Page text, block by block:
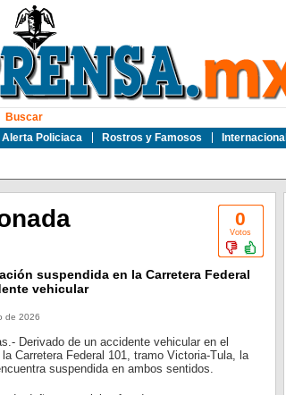
Alerta Policiaca Rostros y Famosos Internacional
Buscar
0
Votos
suspendida en la Carretera Federal
vehicular
de 2026
Derivado de un accidente vehicular en el
Carretera Federal 101, tramo Victoria-Tula, la
suspendida en ambos sentidos.